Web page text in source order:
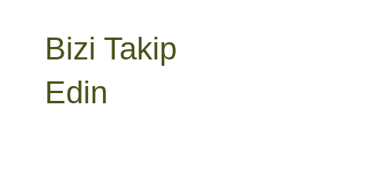
Bizi Takip
Edin